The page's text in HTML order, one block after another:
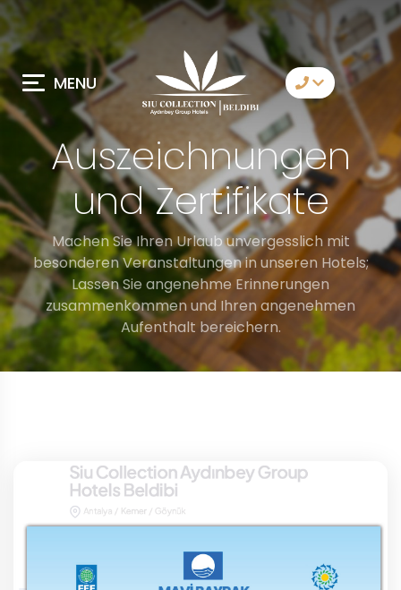
MENU
Kommunikation
Whatsapp
Telegram
Messenger
Wir rufen an
Email
Auszeichnungen
und Zertifikate
Machen Sie Ihren Urlaub unvergesslich mit
besonderen Veranstaltungen in unseren Hotels;
Lassen Sie angenehme Erinnerungen
zusammenkommen und Ihren angenehmen
Aufenthalt bereichern.